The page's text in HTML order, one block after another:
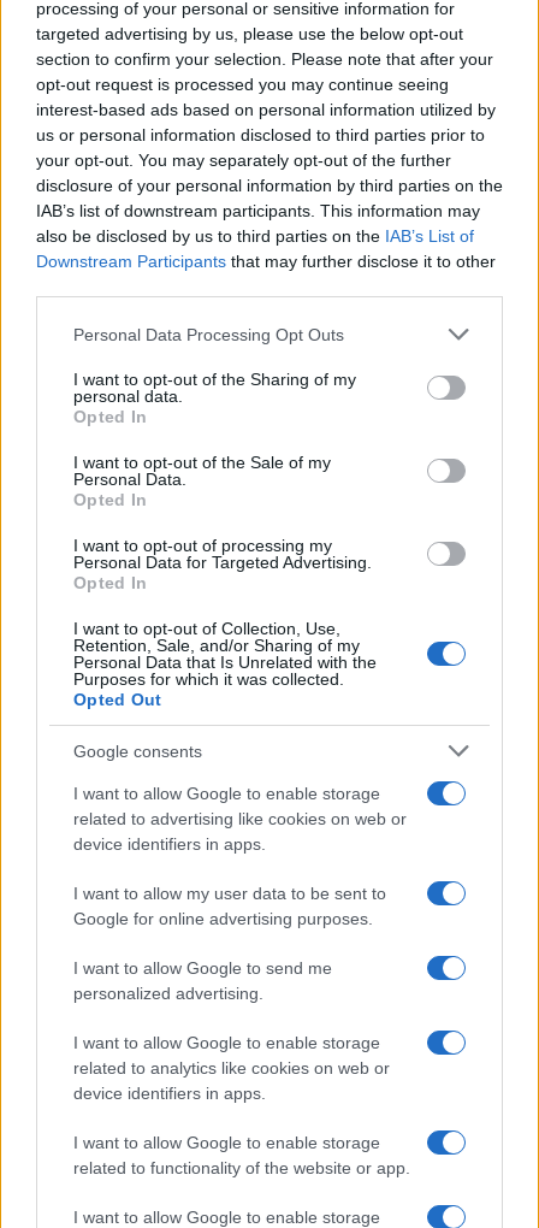
processing of your personal or sensitive information for
targeted advertising by us, please use the below opt-out
section to confirm your selection. Please note that after your
opt-out request is processed you may continue seeing
interest-based ads based on personal information utilized by
us or personal information disclosed to third parties prior to
your opt-out. You may separately opt-out of the further
disclosure of your personal information by third parties on the
IAB’s list of downstream participants. This information may
also be disclosed by us to third parties on the IAB’s List of
Downstream Participants that may further disclose it to other
Please note that this website/app uses one or more Google
not limited to your visit or usage behaviour. You may click to
grant or deny consent to Google and its third-party tags to
use your data for below specified purposes in below Google
consent section.
Personal Data Processing Opt Outs
I want to opt-out of the Sharing of my
personal data.
Opted In
I want to opt-out of the Sale of my
Personal Data.
Opted In
I want to opt-out of processing my
Personal Data for Targeted Advertising.
Opted In
I want to opt-out of Collection, Use,
Retention, Sale, and/or Sharing of my
Personal Data that Is Unrelated with the
Purposes for which it was collected.
Opted Out
Google consents
I want to allow Google to enable storage
related to advertising like cookies on web or
device identifiers in apps.
I want to allow my user data to be sent to
Google for online advertising purposes.
I want to allow Google to send me
personalized advertising.
I want to allow Google to enable storage
related to analytics like cookies on web or
device identifiers in apps.
I want to allow Google to enable storage
related to functionality of the website or app.
I want to allow Google to enable storage
ΑΚΟΛΟΥΘΗΣΤΕ ΜΑΣ ΣΤΟ GOOGLE
NEWS ΚΑΝΟΝΤΑΣ ΚΛΙΚ ΕΔΩ
ΠΛΑΚΑ ΛΑΥΡΕΩΤΙΚΗΣ
ΠΥΡΟΣΒΕΣΤΙΚΗ
ΕΝΑΕΡΙΑ ΜΕΣΑ
07/08/26 - 23:49
Ζώδια: Οι αστρολογικές προβλέψεις για το
Σαββατοκύριακο 8-9 Αυγούστου από την Αλεξάνδρα
Πτήση-θρίλερ της Ryanair με σπασμένο παράθυρο:
Προσφυγές σε ελληνικά και αμερικανικά δικαστήρια από
επιβάτες
07/08/26 - 23:19
Φωτιά σε υπόγειο καταστήματος στον Άλιμο –
ΔΙΕΘΝΗ
07/08/26 - 23:11
Κλιμακώνεται η κόντρα Ισπανίας–Ιταλίας για το
μεταναστευτικό: Η Μαδρίτη απαντά με ελέγχους στα
σύνορα
ΔΙΕΘΝΗ
07/08/26 - 22:51
Reuters: Πρόοδος στις συνομιλίες Ομάν–Ιράν για τα
ΔΙΕΘΝΗ